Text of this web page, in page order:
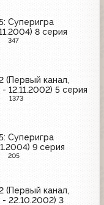
Суперигра
8 серия
347
(Первый канал,
12.11.2002) 5 серия
1373
Суперигра
9 серия
205
(Первый канал,
22.10.2002) 3